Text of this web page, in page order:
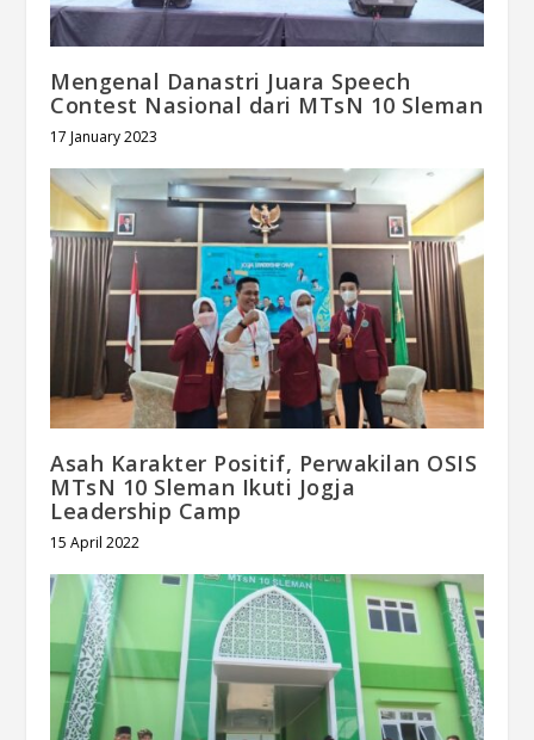
Mengenal Danastri Juara Speech
Contest Nasional dari MTsN 10 Sleman
17 January 2023
Asah Karakter Positif, Perwakilan OSIS
MTsN 10 Sleman Ikuti Jogja
Leadership Camp
15 April 2022